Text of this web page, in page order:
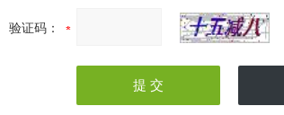
验证码：